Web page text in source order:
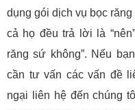
dụng gói dịch vụ bọc
cả họ đều trả lời là
răng sứ không”. Nếu
cần tư vấn các vấn đề
ngại liên hệ đến chúng